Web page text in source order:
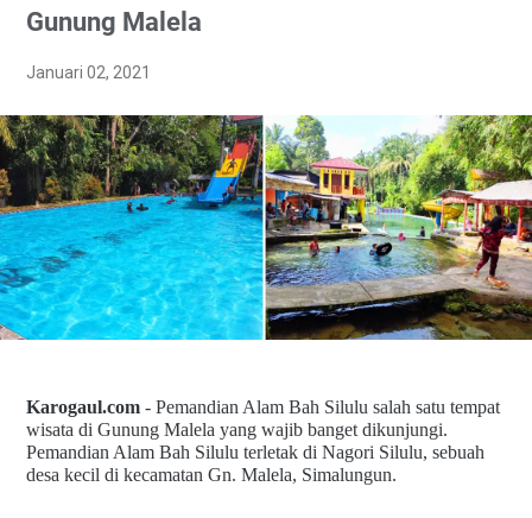
Gunung Malela
Januari 02, 2021
Karogaul.com - Pemandian Alam Bah Silulu salah satu tempat
wisata di Gunung Malela yang wajib banget dikunjungi.
Pemandian Alam Bah Silulu terletak di Nagori Silulu, sebuah
desa kecil di kecamatan Gn. Malela, Simalungun.